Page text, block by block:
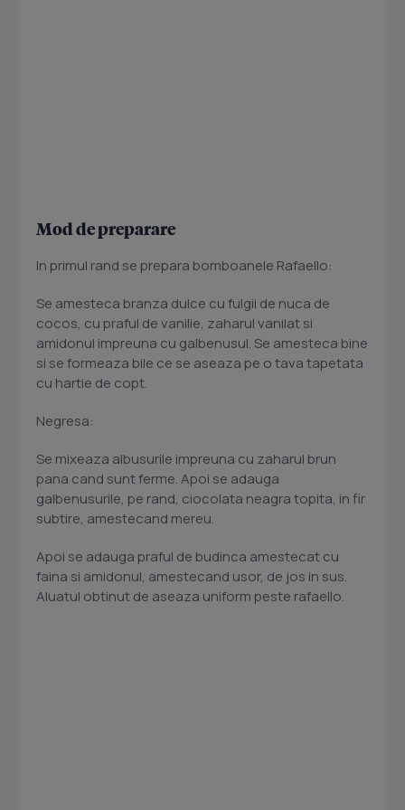
Mod de preparare
In primul rand se prepara bomboanele Rafaello:
Se amesteca branza dulce cu fulgii de nuca de
cocos, cu praful de vanilie, zaharul vanilat si
amidonul impreuna cu galbenusul. Se amesteca bine
si se formeaza bile ce se aseaza pe o tava tapetata
cu hartie de copt.
Negresa:
Se mixeaza albusurile impreuna cu zaharul brun
pana cand sunt ferme. Apoi se adauga
galbenusurile, pe rand, ciocolata neagra topita, in fir
subtire, amestecand mereu.
Apoi se adauga praful de budinca amestecat cu
faina si amidonul, amestecand usor, de jos in sus.
Aluatul obtinut de aseaza uniform peste rafaello.